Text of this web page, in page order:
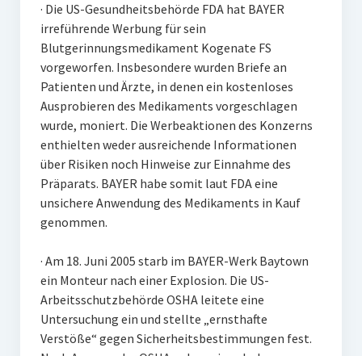
· Die US-Gesundheitsbehörde FDA hat BAYER
irreführende Werbung für sein
Blutgerinnungsmedikament Kogenate FS
vorgeworfen. Insbesondere wurden Briefe an
Patienten und Ärzte, in denen ein kostenloses
Ausprobieren des Medikaments vorgeschlagen
wurde, moniert. Die Werbeaktionen des Konzerns
enthielten weder ausreichende Informationen
über Risiken noch Hinweise zur Einnahme des
Präparats. BAYER habe somit laut FDA eine
unsichere Anwendung des Medikaments in Kauf
genommen.
· Am 18. Juni 2005 starb im BAYER-Werk Baytown
ein Monteur nach einer Explosion. Die US-
Arbeitsschutzbehörde OSHA leitete eine
Untersuchung ein und stellte „ernsthafte
Verstöße“ gegen Sicherheitsbestimmungen fest.